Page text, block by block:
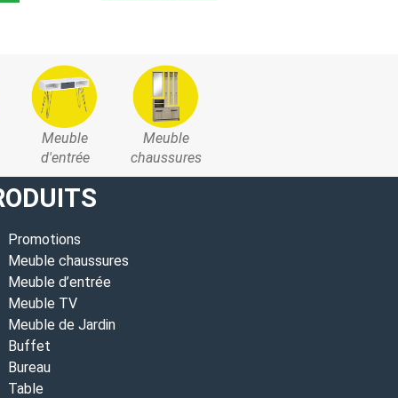
Meuble
d'entrée
Meuble
chaussures
Promotions
Meuble chaussures
Meuble d’entrée
Meuble TV
Meuble de Jardin
Buffet
Bureau
Table